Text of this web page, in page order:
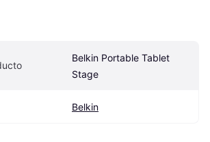
Belkin Portable Tablet
Stage
Belkin